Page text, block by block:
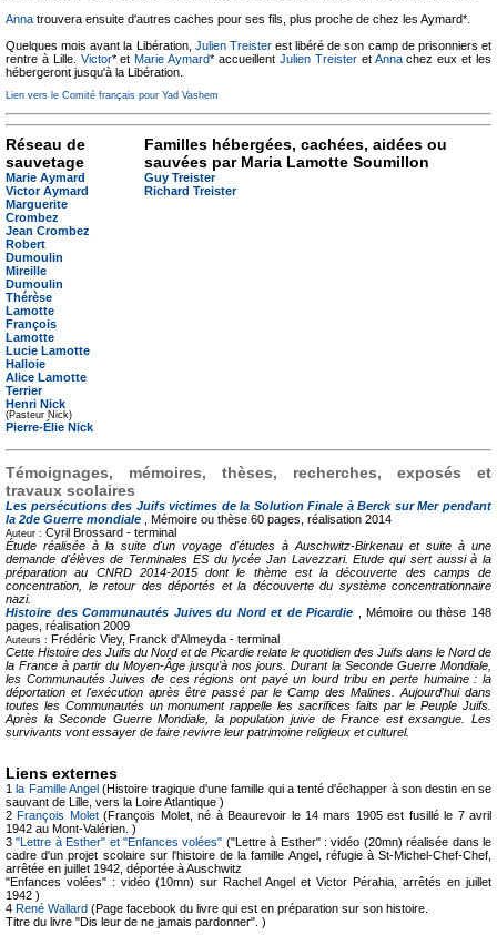
Anna trouvera ensuite d'autres caches pour ses fils, plus proche de chez les Aymard*.
Quelques mois avant la Libération, Julien Treisterest libéré de son camp de prisonniers et
rentre à Lille. Victor* etMarie Aymard* accueillent Julien Treisteret Annachez eux et les
hébergeront jusqu'à la Libération.
Lien vers le Comité français pour Yad Vashem
Réseau de
sauvetage
Marie Aymard
Victor Aymard
Marguerite
Crombez
Jean Crombez
Robert
Dumoulin
Mireille
Dumoulin
Thérèse
Lamotte
François
Lamotte
Lucie Lamotte
Halloie
Alice Lamotte
Terrier
Henri Nick
(Pasteur Nick)
Pierre-Élie Nick
Familles hébergées, cachées, aidées ou
sauvées par Maria Lamotte Soumillon
Guy Treister
Richard Treister
Témoignages, mémoires, thèses, recherches, exposés et
travaux scolaires
Les persécutions des Juifs victimes de la Solution Finale à Berck sur Mer pendant
la 2de Guerre mondiale
, Mémoire ou thèse 60 pages, réalisation 2014
Auteur : Cyril Brossard - terminal
Étude réalisée à la suite d'un voyage d'études à Auschwitz-Birkenau et suite à une
demande d'élèves de Terminales ES du lycée Jan Lavezzari. Etude qui sert aussi à la
préparation au CNRD 2014-2015 dont le thème est la découverte des camps de
concentration, le retour des déportés et la découverte du système concentrationnaire
nazi.
Histoire des Communautés Juives du Nord et de Picardie , Mémoire ou thèse 148
pages, réalisation 2009
Auteurs : Frédéric Viey, Franck d'Almeyda - terminal
Cette Histoire des Juifs du Nord et de Picardie relate le quotidien des Juifs dans le Nord de
la France à partir du Moyen-Âge jusqu'à nos jours. Durant la Seconde Guerre Mondiale,
les Communautés Juives de ces régions ont payé un lourd tribu en perte humaine : la
déportation et l'exécution après être passé par le Camp des Malines. Aujourd'hui dans
toutes les Communautés un monument rappelle les sacrifices faits par le Peuple Juifs.
Après la Seconde Guerre Mondiale, la population juive de France est exsangue. Les
survivants vont essayer de faire revivre leur patrimoine religieux et culturel.
Liens externes
1la Famille Angel(Histoire tragique d'une famille qui a tenté d'échapper à son destin en se
sauvant de Lille, vers la Loire Atlantique )
2François Molet(François Molet, né à Beaurevoir le 14 mars 1905 est fusillé le 7 avril
1942 au Mont-Valérien. )
3"Lettre à Esther" et "Enfances volées" ("Lettre à Esther" : vidéo (20mn) réalisée dans le
cadre d'un projet scolaire sur l'histoire de la famille Angel, réfugie à St-Michel-Chef-Chef,
arrêtée en juillet 1942, déportée à Auschwitz
"Enfances volées" : vidéo (10mn) sur Rachel Angel et Victor Pérahia, arrêtés en juillet
1942 )
4 René Wallard (Page facebook du livre qui est en préparation sur son histoire.
Titre du livre "Dis leur de ne jamais pardonner". )